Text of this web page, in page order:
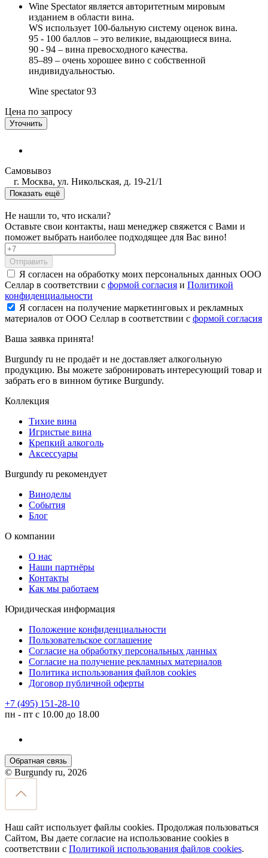
Wine Spectator является авторитетным мировым
изданием в области вина.
WS использует 100-бальную систему оценок вина.
95 - 100 баллов – это великие, выдающиеся вина.
90 - 94 – вина превосходного качества.
85–89 – очень хорошее вино с собственной
индивидуальностью.
Wine spectator 93
Цена по запросу
Уточнить
Самовывоз
г. Москва, ул. Никольская, д. 19-21/1
Показать ещё
Не нашли то, что искали?
Оставьте свои контакты, наш менеджер свяжется с Вами и
поможет выбрать наиболее подходящее для Вас вино!
Отправить
Я согласен на обработку моих персональных данных ООО
Селлар в соответствии с формой согласия и Политикой
конфиденциальности
Я согласен на получение маркетинговых и рекламных
материалов от ООО Селлар в соответствии с формой согласия
Ваша заявка принята!
Burgundy ru не продаёт и не доставляет алкогольную
продукцию. Вы можете забронировать интересующий товар и
забрать его в винном бутике Burgundy.
Коллекция
Тихие вина
Игристые вина
Крепкий алкоголь
Аксессуары
Burgundy ru рекомендует
Виноделы
События
Блог
О компании
О нас
Наши партнёры
Контакты
Как мы работаем
Юридическая информация
Положение конфиденциальности
Пользовательское соглашение
Согласие на обработку персональных данных
Согласие на получение рекламных материалов
Политика использования файлов cookies
Договор публичной оферты
+7 (495) 151-28-10
пн - пт с 10.00 до 18.00
Обратная связь
© Burgundy ru, 2026
Наш сайт использует файлы cookies. Продолжая пользоваться
Сайтом, Вы даете согласие на использование cookies в
соответствии с Политикой использования файлов cookies.